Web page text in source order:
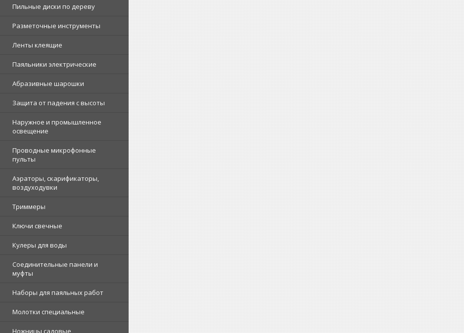
Пильные диски по дереву
Разметочные инструменты
Ленты клеящие
Паяльники электрические
Абразивные шарошки
Защита от падения с высоты
Наружное и промышленное
освещение
Проводные микрофонные
пульты
Аэраторы, скарификаторы,
воздуходувки
Триммеры
Ключи свечные
Кулеры для воды
Соединительные панели и
муфты
Наборы для паяльных работ
Молотки специальные
Ножницы садовые